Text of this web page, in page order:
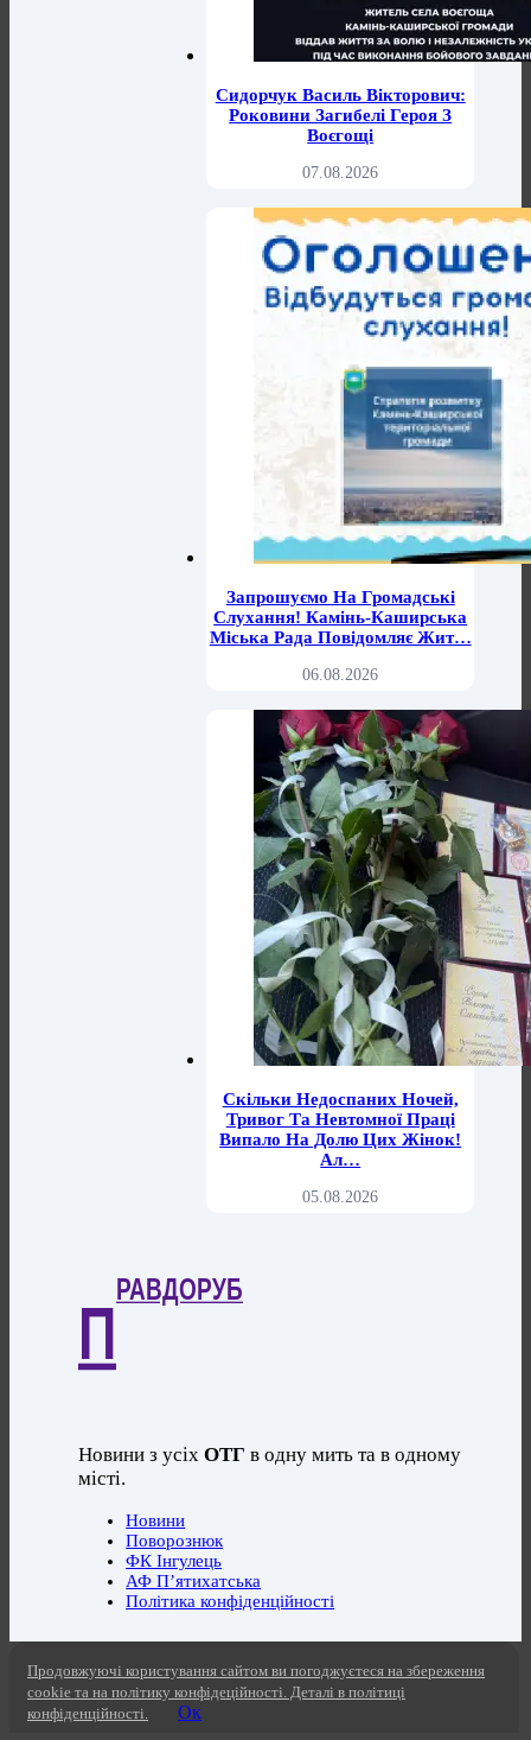
Сидорчук Василь Вікторович:
Роковини Загибелі Героя З
Воєгощі
07.08.2026
Запрошуємо На Громадські
Слухання! Камінь-Каширська
Міська Рада Повідомляє Жит…
06.08.2026
Скільки Недоспаних Ночей,
Тривог Та Невтомної Праці
Випало На Долю Цих Жінок!
Ал…
05.08.2026
П
РАВДОРУБ
Новини з усіхОТГ в одну мить та в одному
місті.
Новини
Поворознюк
ФК Інгулець
АФ П’ятихатська
Політика конфіденційності
Продовжуючі користування сайтом ви погоджуєтеся на збереження
cookie та на політику конфідеційності. Деталі в політиці
конфіденційності.
Ок